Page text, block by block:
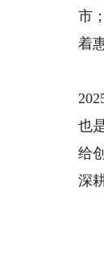
市
着
《
也
给
深